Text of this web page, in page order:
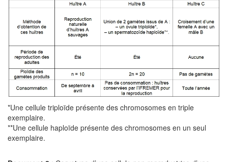
*Une cellule triploïde présente des chromosomes en triple
exemplaire.
**Une cellule haploïde présente des chromosomes en un seul
exemplaire.